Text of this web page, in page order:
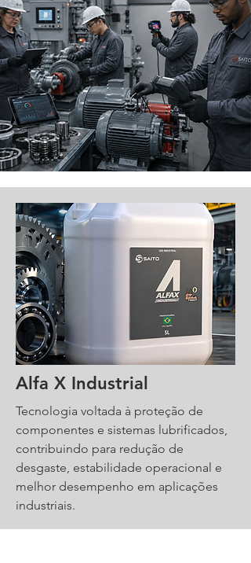
Alfa X Industrial
Tecnologia voltada à proteção de
componentes e sistemas lubrificados,
contribuindo para redução de
desgaste, estabilidade operacional e
melhor desempenho em aplicações
industriais.